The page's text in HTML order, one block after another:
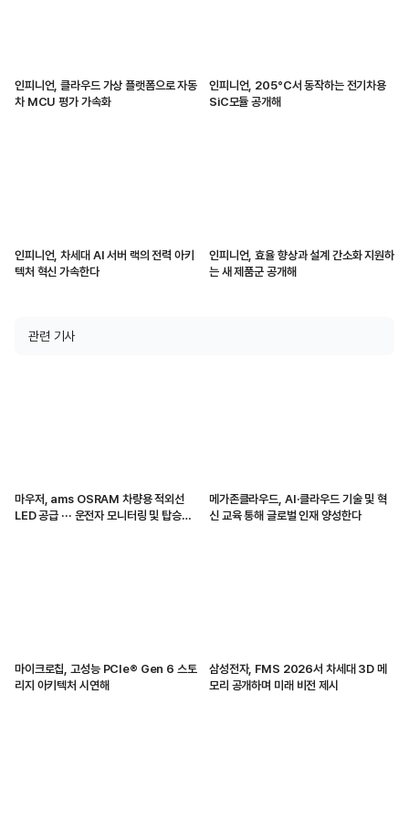
인피니언, 클라우드 가상 플랫폼으로 자동
차 MCU 평가 가속화
인피니언, 205°C서 동작하는 전기차용
SiC모듈 공개해
인피니언, 차세대 AI 서버 랙의 전력 아키
텍처 혁신 가속한다
인피니언, 효율 향상과 설계 간소화 지원하
는 새 제품군 공개해
관련 기사
마우저, ams OSRAM 차량용 적외선
LED 공급 ··· 운전자 모니터링 및 탑승자
메가존클라우드, AI·클라우드 기술 및 혁
신 교육 통해 글로벌 인재 양성한다
마이크로칩, 고성능 PCIe® Gen 6 스토
리지 아키텍처 시연해
삼성전자, FMS 2026서 차세대 3D 메
모리 공개하며 미래 비전 제시